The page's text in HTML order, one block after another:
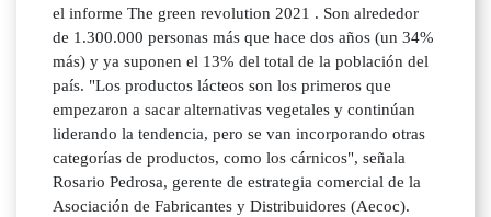
el informe The green revolution 2021 . Son alrededor
de 1.300.000 personas más que hace dos años (un 34%
más) y ya suponen el 13% del total de la población del
país. "Los productos lácteos son los primeros que
empezaron a sacar alternativas vegetales y continúan
liderando la tendencia, pero se van incorporando otras
categorías de productos, como los cárnicos", señala
Rosario Pedrosa, gerente de estrategia comercial de la
Asociación de Fabricantes y Distribuidores (Aecoc).